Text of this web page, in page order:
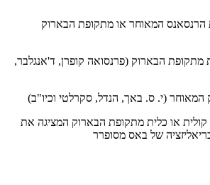
הרנסאנס המאוחר או מתקופת הבארוק
מתקופת הבארוק (פרנסואה קופרן, ד'אנגלבר,
המאוחר (י. ס. באך, הנדל, סקרלטי וכיו"ב)
קולית או כלית מתקופת הבארוק המציגה את
של באס מסופרר